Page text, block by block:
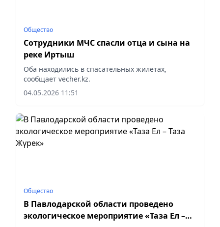
Общество
Сотрудники МЧС спасли отца и сына на
реке Иртыш
Оба находились в спасательных жилетах,
сообщает vecher.kz.
04.05.2026 11:51
Общество
В Павлодарской области проведено
экологическое мероприятие «Таза Ел –